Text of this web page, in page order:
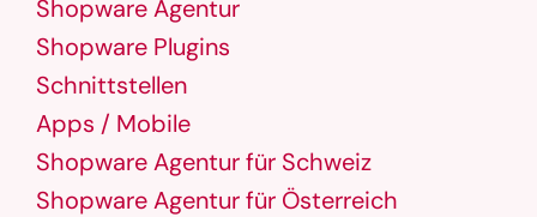
Shopware Agentur
Shopware Plugins
Schnittstellen
Apps / Mobile
Shopware Agentur für Schweiz
Shopware Agentur für Österreich